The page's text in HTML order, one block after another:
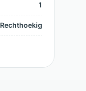
1
Rechthoekig